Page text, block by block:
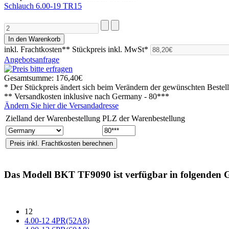
Schlauch 6.00-19 TR15
inkl. Frachtkosten** Stückpreis inkl. MwSt*
Angebotsanfrage
Gesamtsumme: 176,40€
* Der Stückpreis ändert sich beim Verändern der gewünschten
** Versandkosten inklusive nach Germany - 80***
Ändern Sie hier die Versandadresse
Zielland der Warenbestellung PLZ der Warenbestellung
Das Modell BKT TF9090 ist verfügbar in folgenden
12
4.00-12 4PR(52A8)